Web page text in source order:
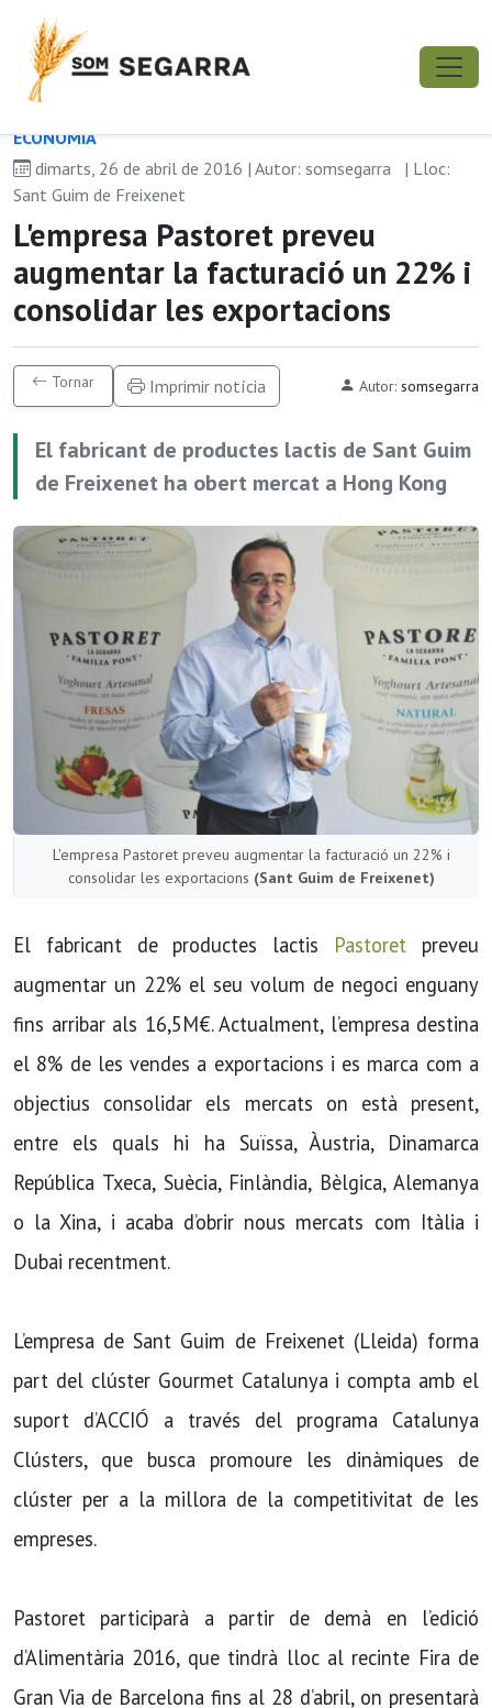
ECONOMIA
dimarts, 26 de abril de 2016 | Autor: somsegarra
| Lloc:
Sant Guim de Freixenet
L'empresa Pastoret preveu
augmentar la facturació un 22% i
consolidar les exportacions
Tornar Imprimir notícia Autor: somsegarra
El fabricant de productes lactis de Sant Guim
de Freixenet ha obert mercat a Hong Kong
L'empresa Pastoret preveu augmentar la facturació un 22% i
consolidar les exportacions (Sant Guim de Freixenet)
El fabricant de productes lactis Pastoret preveu
augmentar un 22% el seu volum de negoci enguany
fins arribar als 16,5M€. Actualment, l’empresa destina
el 8% de les vendes a exportacions i es marca com a
objectius consolidar els mercats on està present,
entre els quals hi ha Suïssa, Àustria, Dinamarca
República Txeca, Suècia, Finlàndia, Bèlgica, Alemanya
o la Xina, i acaba d’obrir nous mercats com Itàlia i
Dubai recentment.
L’empresa de Sant Guim de Freixenet (Lleida) forma
part del clúster Gourmet Catalunya i compta amb el
suport d’ACCIÓ a través del programa Catalunya
Clústers, que busca promoure les dinàmiques de
clúster per a la millora de la competitivitat de les
empreses.
Pastoret participarà a partir de demà en l’edició
d’Alimentària 2016, que tindrà lloc al recinte Fira de
Gran Via de Barcelona fins al 28 d’abril, on presentarà